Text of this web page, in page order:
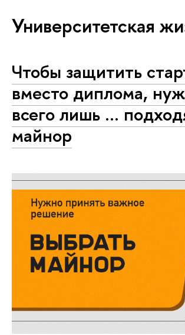
Университетская
Чтобы защитить
вместо диплома,
всего лишь …
майнор